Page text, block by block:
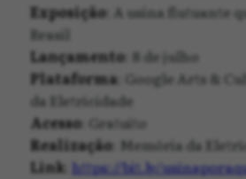
Exposição: A usina flutuante
Brasil
Lançamento: 8 de julho
Plataforma: Google Arts &
da Eletricidade
Acesso: Gratuito
Realização: Memória da
Link: https://bit.ly/